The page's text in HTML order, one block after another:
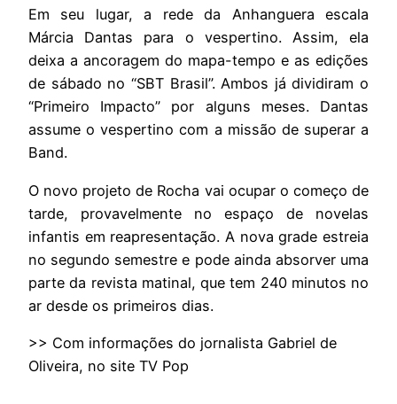
Em seu lugar, a rede da Anhanguera escala
Márcia Dantas para o vespertino. Assim, ela
deixa a ancoragem do mapa-tempo e as edições
de sábado no “SBT Brasil”. Ambos já dividiram o
“Primeiro Impacto” por alguns meses. Dantas
assume o vespertino com a missão de superar a
Band.
O novo projeto de Rocha vai ocupar o começo de
tarde, provavelmente no espaço de novelas
infantis em reapresentação. A nova grade estreia
no segundo semestre e pode ainda absorver uma
parte da revista matinal, que tem 240 minutos no
ar desde os primeiros dias.
>> Com informações do jornalista Gabriel de
Oliveira, no site TV Pop